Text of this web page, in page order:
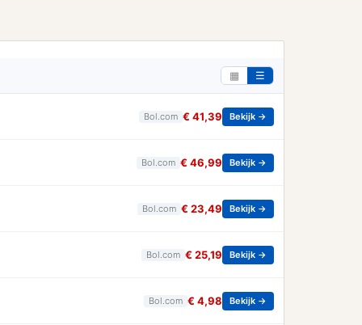
▦ ☰
Bol.com € 41,39 Bekijk →
Bol.com € 46,99 Bekijk →
Bol.com € 23,49 Bekijk →
Bol.com € 25,19 Bekijk →
Bol.com € 4,98 Bekijk →